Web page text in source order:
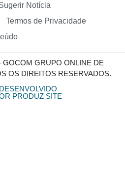
Notícia
Termos de Privacidade
GRUPO ONLINE DE
OS DIREITOS RESERVADOS.
DESENVOLVIDO
PRODUZ SITE